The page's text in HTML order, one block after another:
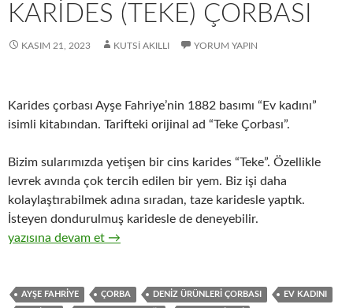
KARİDES (TEKE) ÇORBASI
KASIM 21, 2023 KUTSI AKILLI YORUM YAPIN
Karides çorbası Ayşe Fahriye’nin 1882 basımı “Ev kadını”
isimli kitabından. Tarifteki orijinal ad “Teke Çorbası”.
Bizim sularımızda yetişen bir cins karides “Teke”. Özellikle
levrek avında çok tercih edilen bir yem. Biz işi daha
kolaylaştırabilmek adına sıradan, taze karidesle yaptık.
İsteyen dondurulmuş karidesle de deneyebilir.
KARİDES (TEKE) ÇORBASI
yazısına devam et →
AYŞE FAHRIYE ÇORBA DENIZ ÜRÜNLERI ÇORBASI EV KADINI